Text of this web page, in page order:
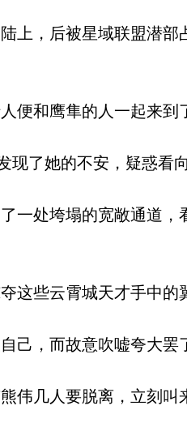
上，后被星域联盟潜部
和鹰隼的人一起来到
了她的不安，疑惑看向
一处垮塌的宽敞通道，
些云霄城天才手中的
，而故意吹嘘夸大罢
伟几人要脱离，立刻叫